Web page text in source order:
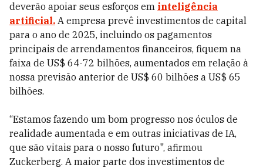
deverão apoiar seus esforços em inteligência
artificial. A empresa prevê investimentos de capital
para o ano de 2025, incluindo os pagamentos
principais de arrendamentos financeiros, fiquem na
faixa de US$ 64-72 bilhões, aumentados em relação à
nossa previsão anterior de US$ 60 bilhões a US$ 65
bilhões.
“Estamos fazendo um bom progresso nos óculos de
realidade aumentada e em outras iniciativas de IA,
que são vitais para o nosso futuro", afirmou
Zuckerberg. A maior parte dos investimentos de